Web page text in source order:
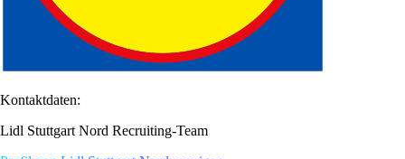
Kontaktdaten:
Lidl Stuttgart Nord Recruiting-Team